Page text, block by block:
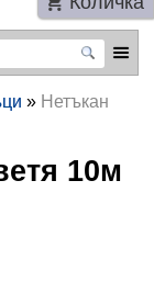
» Нетъкан
10м